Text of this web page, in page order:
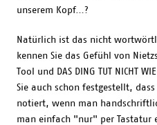
unserem Kopf…?
Natürlich ist das nicht
kennen Sie das Gefühl von
Tool und DAS DING TUT NICHT
Sie auch schon festgestellt,
notiert, wenn man
man einfach "nur" per Tastatur